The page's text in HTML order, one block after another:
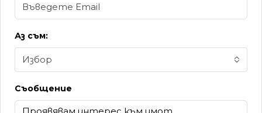
Аз съм:
Избор
Съобщение